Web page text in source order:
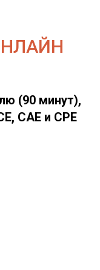
(90 минут),
CAE и CPE